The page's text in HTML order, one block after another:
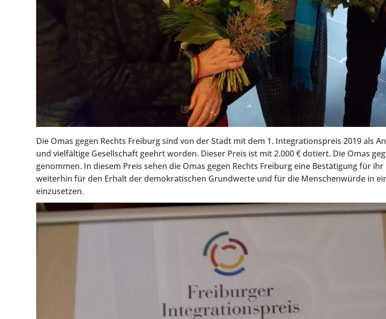
Die Omas gegen Rechts Freiburg sind von der Stadt mit dem 1. Integrationspreis 2019 als
und vielfältige Gesellschaft geehrt worden. Dieser Preis ist mit 2.000 € dotiert. Die Omas
genommen. In diesem Preis sehen die Omas gegen Rechts Freiburg eine Bestätigung für
weiterhin für den Erhalt der demokratischen Grundwerte und für die Menschenwürde in
einzusetzen.